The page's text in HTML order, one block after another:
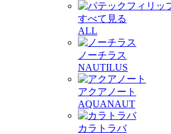
すべて見る
ALL
ノーチラス
NAUTILUS
アクアノート
AQUANAUT
カラトラバ